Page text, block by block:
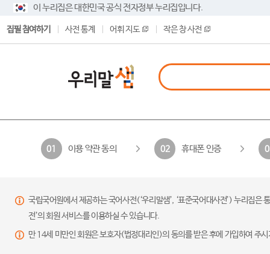
이 누리집은 대한민국 공식 전자정부 누리집입니다.
집필 참여하기 사전 통계 어휘 지도 작은 창 사전
01 이용 약관 동의 02 휴대폰 인증
국립국어원에서 제공하는 국어사전(‘우리말샘’, ‘표준국어대사전’) 누리집
전’의 회원 서비스를 이용하실 수 있습니다.
만 14세 미만인 회원은 보호자(법정대리인)의 동의를 받은 후에 가입하여 주